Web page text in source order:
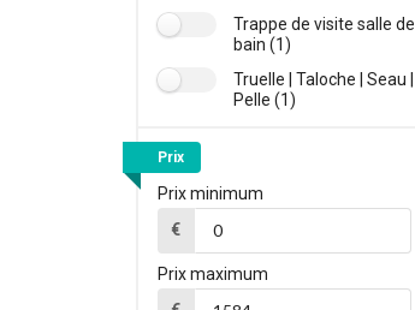
Trappe de visite salle de
bain (1)
Truelle | Taloche | Seau |
Pelle (1)
Prix
Prix minimum
€
Prix maximum